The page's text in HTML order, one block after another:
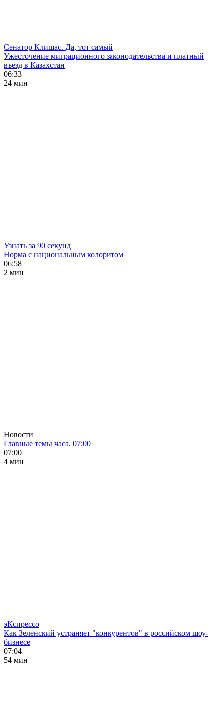
Сенатор Клишас. Да, тот самый
Ужесточение миграционного законодательства и платный
въезд в Казахстан
06:33
24 мин
Узнать за 90 секунд
Норма с национальным колоритом
06:58
2 мин
Новости
Главные темы часа. 07:00
07:00
4 мин
эКспрессо
Как Зеленский устраняет "конкурентов" в российском шоу-
бизнесе
07:04
54 мин